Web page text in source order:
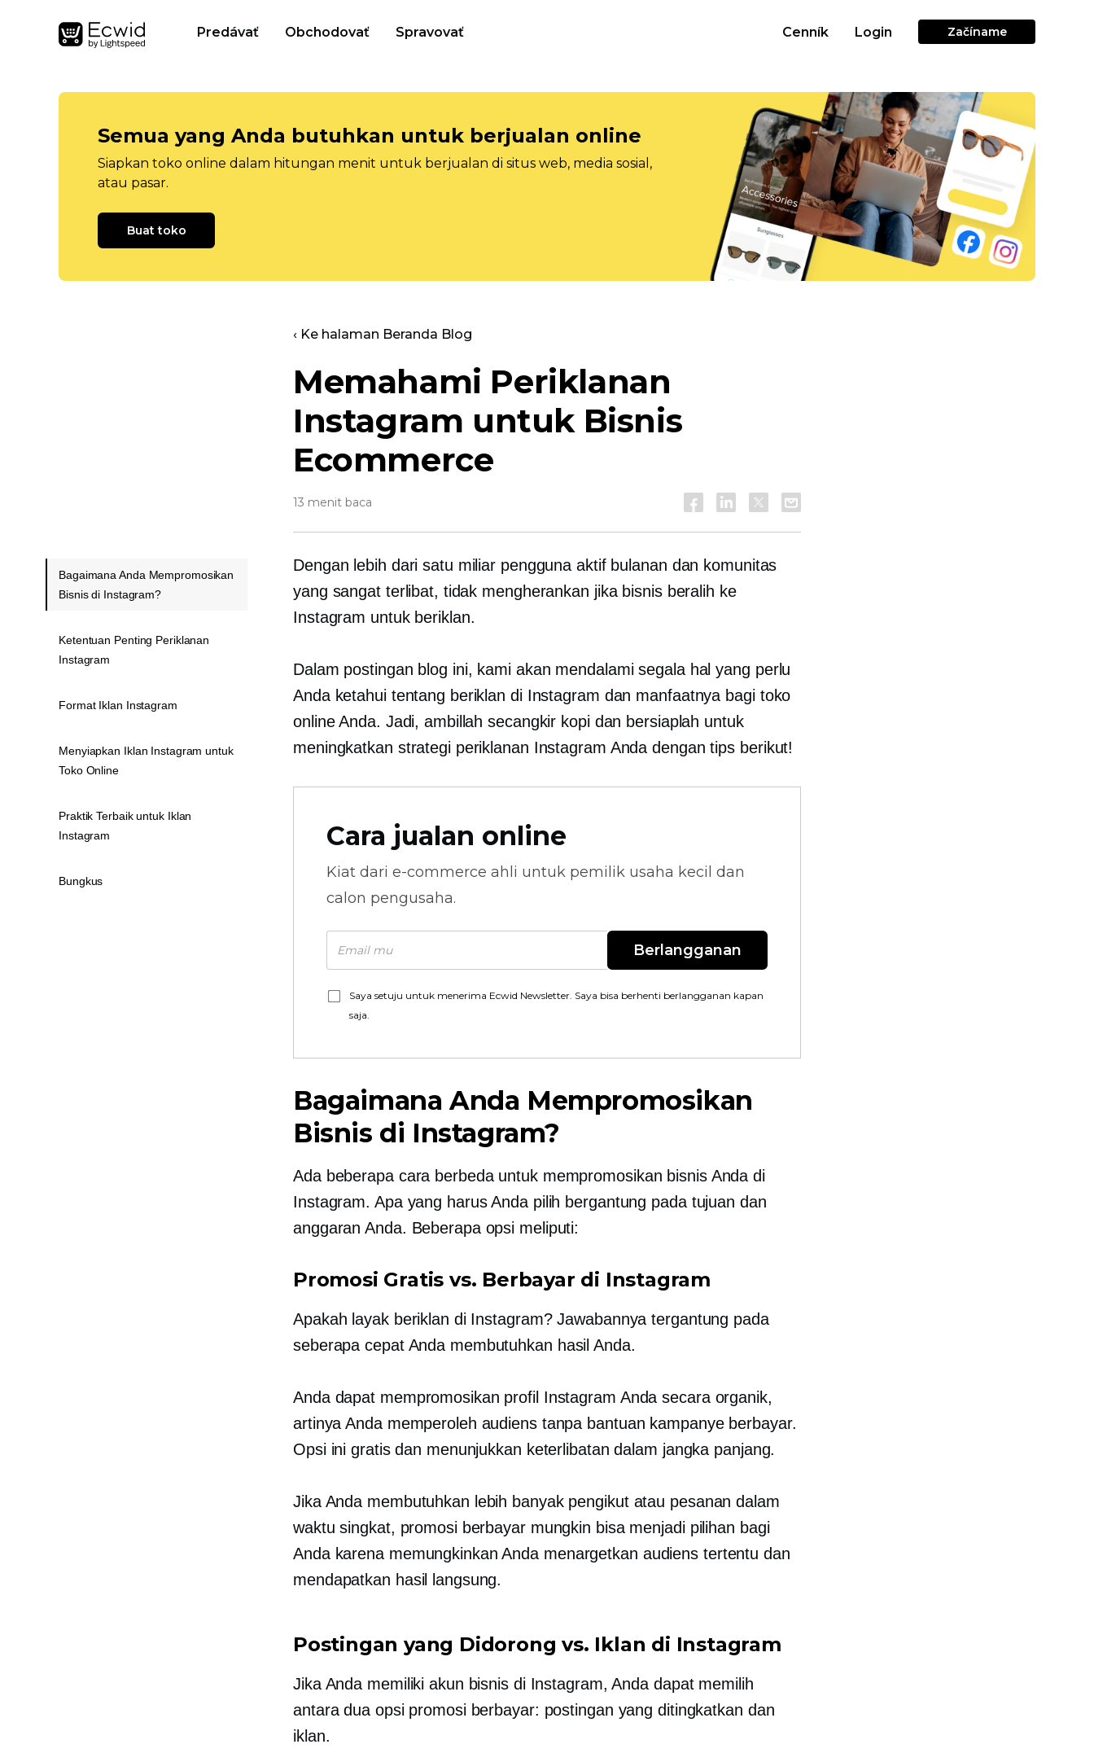
Predávať Obchodovať Spravovať Cenník Login Začíname
Semua yang Anda butuhkan untuk berjualan online
Siapkan toko online dalam hitungan menit untuk berjualan di situs web, media sosial,
atau pasar.
Buat toko
‹ Ke halaman Beranda Blog
Memahami Periklanan
Instagram untuk Bisnis
Ecommerce
13 menit baca
Dengan lebih dari satu miliar pengguna aktif bulanan dan komunitas
yang sangat terlibat, tidak mengherankan jika bisnis beralih ke
Instagram untuk beriklan.
Dalam postingan blog ini, kami akan mendalami segala hal yang perlu
Anda ketahui tentang beriklan di Instagram dan manfaatnya bagi toko
online Anda. Jadi, ambillah secangkir kopi dan bersiaplah untuk
meningkatkan strategi periklanan Instagram Anda dengan tips berikut!
Cara jualan online
Kiat dari e-commerce ahli untuk pemilik usaha kecil dan
calon pengusaha.
Berlangganan
Saya setuju untuk menerima Ecwid Newsletter. Saya bisa berhenti berlangganan kapan
saja.
Bagaimana Anda Mempromosikan
Bisnis di Instagram?
Ada beberapa cara berbeda untuk mempromosikan bisnis Anda di
Instagram. Apa yang harus Anda pilih bergantung pada tujuan dan
anggaran Anda. Beberapa opsi meliputi:
Promosi Gratis vs. Berbayar di Instagram
Apakah layak beriklan di Instagram? Jawabannya tergantung pada
seberapa cepat Anda membutuhkan hasil Anda.
Anda dapat mempromosikan profil Instagram Anda secara organik,
artinya Anda memperoleh audiens tanpa bantuan kampanye berbayar.
Opsi ini gratis dan menunjukkan keterlibatan dalam jangka panjang.
Jika Anda membutuhkan lebih banyak pengikut atau pesanan dalam
waktu singkat, promosi berbayar mungkin bisa menjadi pilihan bagi
Anda karena memungkinkan Anda menargetkan audiens tertentu dan
mendapatkan hasil langsung.
Postingan yang Didorong vs. Iklan di Instagram
Jika Anda memiliki akun bisnis di Instagram, Anda dapat memilih
antara dua opsi promosi berbayar: postingan yang ditingkatkan dan
iklan.
Bagaimana Anda Mempromosikan
Bisnis di Instagram?
Ketentuan Penting Periklanan
Instagram
Format Iklan Instagram
Menyiapkan Iklan Instagram untuk
Toko Online
Praktik Terbaik untuk Iklan
Instagram
Bungkus